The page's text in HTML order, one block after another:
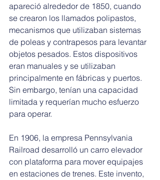
apareció alrededor de 1850, cuando
se crearon los llamados polipastos,
mecanismos que utilizaban sistemas
de poleas y contrapesos para levantar
objetos pesados. Estos dispositivos
eran manuales y se utilizaban
principalmente en fábricas y puertos.
Sin embargo, tenían una capacidad
limitada y requerían mucho esfuerzo
para operar.
En 1906, la empresa Pennsylvania
Railroad desarrolló un carro elevador
con plataforma para mover equipajes
en estaciones de trenes. Este invento,